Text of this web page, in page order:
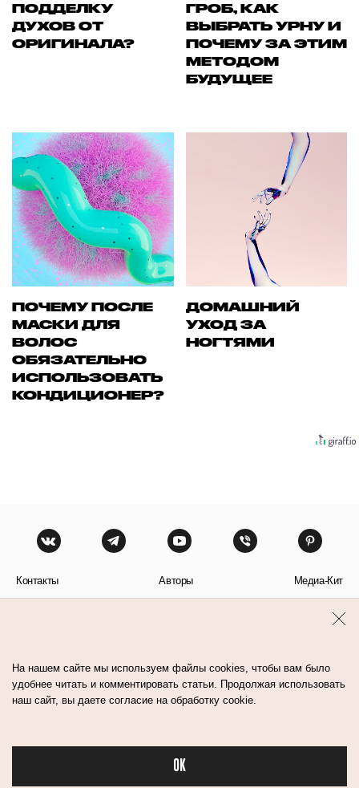
ПОДДЕЛКУ
ДУХОВ ОТ
ОРИГИНАЛА?
ГРОБ, КАК
ВЫБРАТЬ УРНУ И
ПОЧЕМУ ЗА ЭТИМ
МЕТОДОМ
БУДУЩЕЕ
ПОЧЕМУ ПОСЛЕ
МАСКИ ДЛЯ
ВОЛОС
ОБЯЗАТЕЛЬНО
ИСПОЛЬЗОВАТЬ
КОНДИЦИОНЕР?
ДОМАШНИЙ
УХОД ЗА
НОГТЯМИ
Контакты Авторы Медиа-Кит
На нашем сайте мы используем файлы cookies, чтобы вам было
удобнее читать и комментировать статьи. Продолжая использовать
наш сайт, вы даете согласие на обработку cookie.
OK